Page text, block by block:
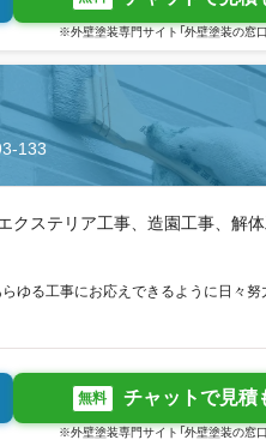
※外壁塗装専門サイト「外壁塗装の窓
133
クステリア工事、造園工事、解
ゆる工事にお応えできるように日々努
無料 チャットで見積
※外壁塗装専門サイト「外壁塗装の窓